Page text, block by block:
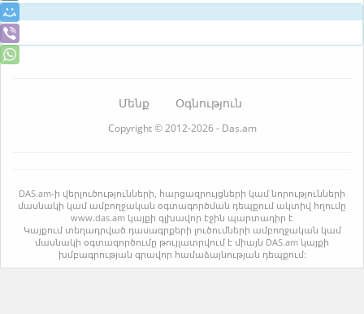
Մենք Օգնություն
Copyright © 2012-2026 - Das.am
DAS.am-ի վերլուծությունների, հարցազրույցների կամ նորությունների
մասնակի կամ ամբողջական օգտագործման դեպքում ակտիվ հղումը
www.das.am կայքի գլխավոր էջին պարտադիր է
Կայքում տեղադրված դասագրքերի լուծումների ամբողջական կամ
մասնակի օգտագործումը թույլատրվում է միայն DAS.am կայքի
խմբագրության գրավոր համաձայնության դեպքում: